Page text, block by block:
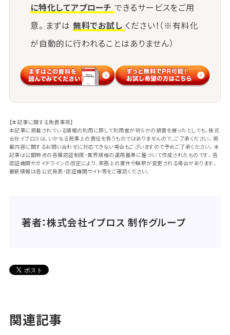
に特化してアプローチ できるサービスをご用
意。まずは 無料でお試し ください！（※有料化
が自動的に行われることはありません）
【本記事に関する免責事項】
本記事に掲載されている情報の利用に際して利用者が何らかの損害を被ったとしても、株式
会社イプロスは、いかなる民事上の責任を負うものではありませんので、ご了承ください。掲
載内容に関するお問い合わせに対応できない場合もございますので予めご了承ください。本
記事は公開時点の各種認証制度・業界規格の運用基準に基づいて作成されたものです。各
認証機関やガイドラインの改定により、実務上の要件や解釈が変更される場合があります。
最新情報は各公式発表・認証機関サイト等をご確認ください。
著者：株式会社イプロス 制作グループ
関連記事